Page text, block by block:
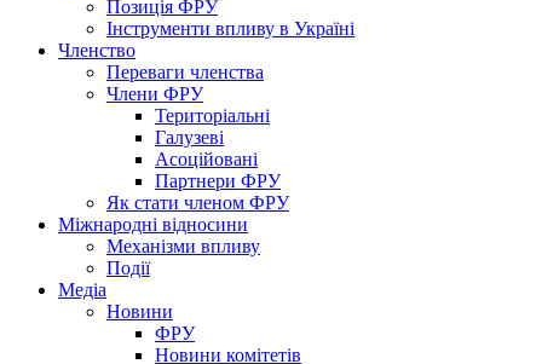
Позиція ФРУ
Інструменти впливу в Україні
Членство
Переваги членства
Члени ФРУ
Територіальні
Галузеві
Асоційовані
Партнери ФРУ
Як стати членом ФРУ
Міжнародні відносини
Механізми впливу
Події
Медіа
Новини
ФРУ
Новини комітетів